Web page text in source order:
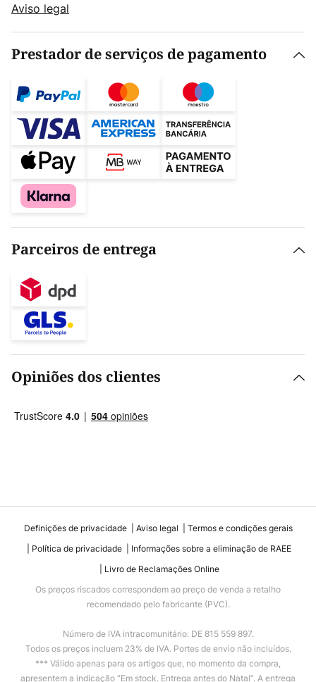
Aviso legal
Prestador de serviços de pagamento
Parceiros de entrega
Opiniões dos clientes
Definições de privacidade Aviso legal
Termos e condições gerais
Política de privacidade
Informações sobre a eliminação de RAEE
Livro de Reclamações Online
Os preços riscados correspondem ao preço de venda a retalho
recomendado pelo fabricante (PVC).
Número de IVA intracomunitário: DE 815 559 897.
Todos os preços incluem 23% de IVA. Portes de envio não incluídos.
*** Válido apenas para os artigos que, no momento da compra,
apresentem a indicação “Em stock. Entrega antes do Natal”. A entrega